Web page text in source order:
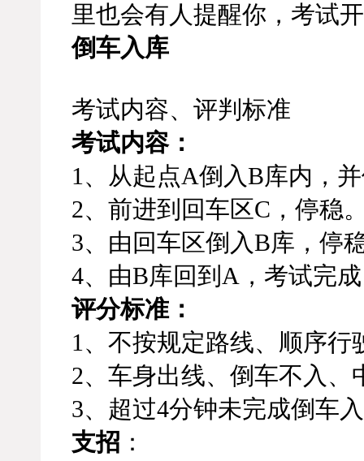
里也会有人提醒你，考试
倒车入库
考试内容、评判标准
考试内容：
1、从起点A倒入B库内，
2、前进到回车区C，停稳
3、由回车区倒入B库，停
4、由B库回到A，考试完
评分标准：
1、不按规定路线、顺序行
2、车身出线、倒车不入、
3、超过4分钟未完成倒车
支招 ：